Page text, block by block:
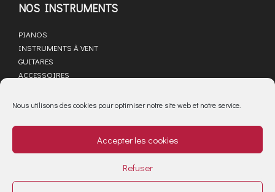
Nous utilisons des cookies pour optimiser notre site web et notre service.
Accepter les cookies
Refuser
NOS INSTRUMENTS
PIANOS
INSTRUMENTS À VENT
GUITARES
ACCESSOIRES